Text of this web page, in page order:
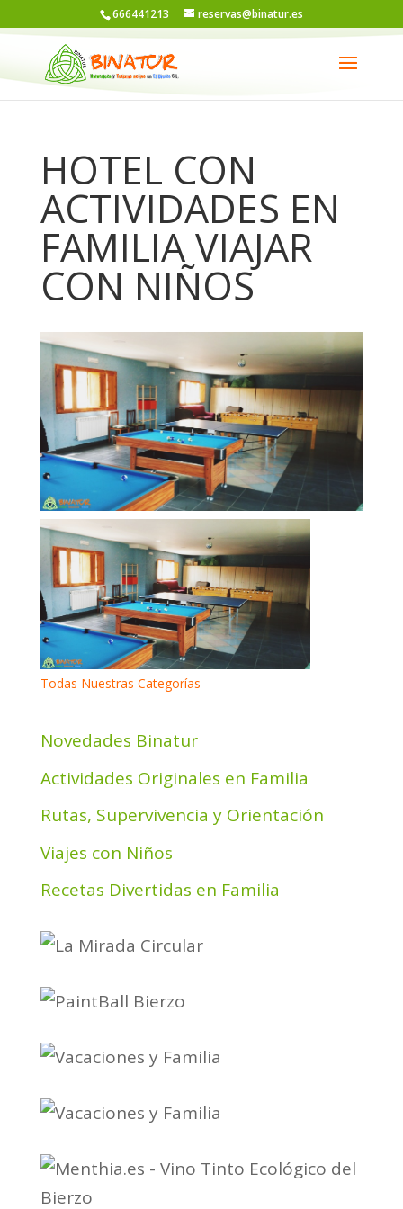
666441213 reservas@binatur.es
HOTEL CON
ACTIVIDADES EN
FAMILIA VIAJAR
CON NIÑOS
Todas Nuestras Categorías
Novedades Binatur
Actividades Originales en Familia
Rutas, Supervivencia y Orientación
Viajes con Niños
Recetas Divertidas en Familia